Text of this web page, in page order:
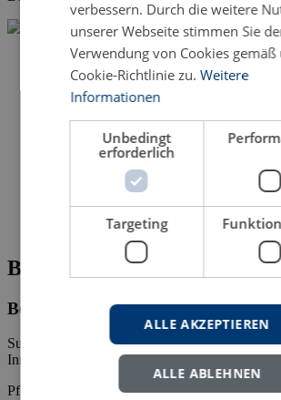
Bitte fehlende Angaben
Bestellung des Titels:
Sustainable Regional Development Through
Innovation-Oriented Cluster Management von
Pflichtfelder mit * gekennzeichnet.
verbessern. Durch die weitere
unserer Webseite stimmen Sie
Verwendung von Cookies gemäß
Cookie-Richtlinie zu. Weitere
Informationen
Unbedingt
erforderlich
Targeting
ALLE AKZEPTIEREN
ALLE ABLEHNEN